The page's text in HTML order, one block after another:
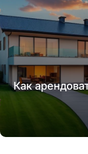
Как